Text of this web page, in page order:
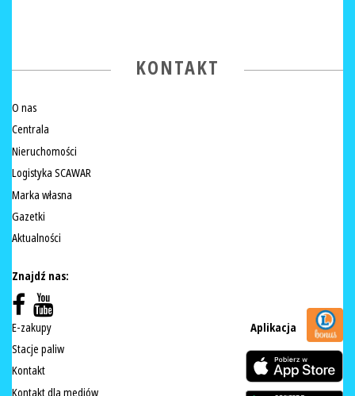
KONTAKT
O nas
Centrala
Nieruchomości
Logistyka SCAWAR
Marka własna
Gazetki
Aktualności
Znajdź nas:
E-zakupy
Stacje paliw
Kontakt
Kontakt dla mediów
Aplikacja